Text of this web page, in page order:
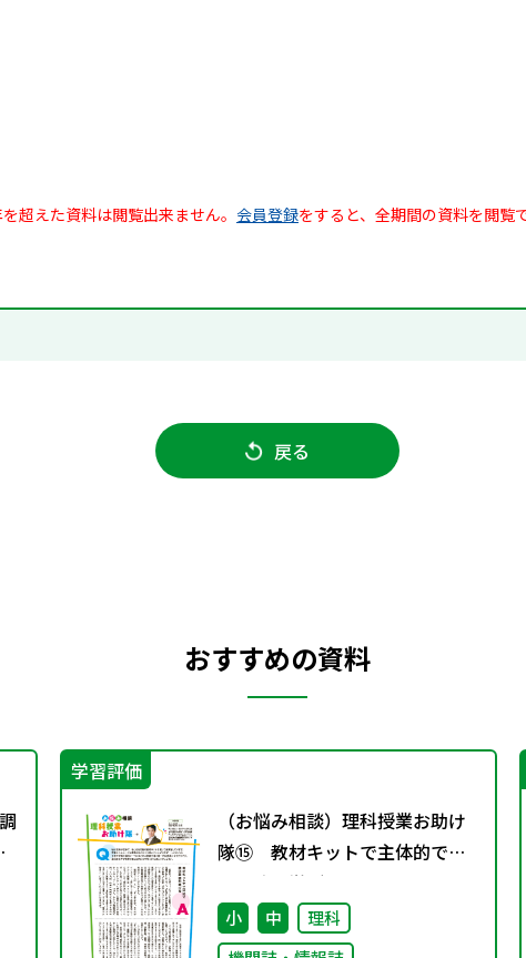
超えた資料は閲覧出来ません。 会員登録をすると、全期間の資料を閲覧
戻る
おすすめの資料
学習評価
（お悩み相談）理科授業お助け
隊⑮ 教材キットで主体的で個
別最適な学びを
小 中
理科